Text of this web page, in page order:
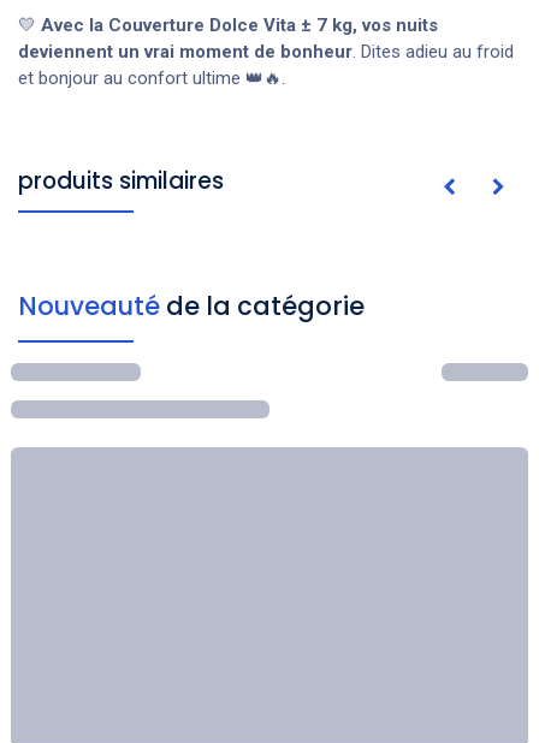
💛 Avec la Couverture Dolce Vita ± 7 kg, vos nuits
deviennent un vrai moment de bonheur. Dites adieu au froid
et bonjour au confort ultime 👑🔥.
produits similaires
Nouveauté de la catégorie